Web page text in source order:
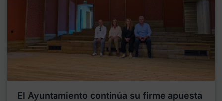
El Ayuntamiento continúa su firme apuesta